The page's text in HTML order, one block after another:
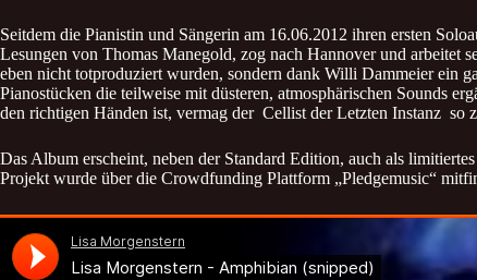
Seitdem die Pianistin und Sängerin am 16.06.2012 ihren ersten
Lesungen von Thomas Manegold, zog nach Hannover und
eben nicht totproduziert wurden, sondern dank Willi Dammeier ein
Pianostücken die teilweise mit düsteren, atmosphärischen Sounds
den richtigen Händen ist, vermag der Cellist der Letzten Instanz so
Das Album erscheint, neben der Standard Edition, auch als
Projekt wurde über die Crowdfunding Plattform „Pledgemusic“